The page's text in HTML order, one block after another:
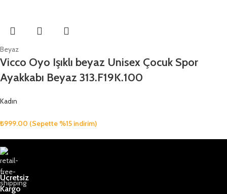
Beyaz
Vicco Oyo Işıklı beyaz Unisex Çocuk Spor
Ayakkabı Beyaz 313.F19K.100
Kadın
₺999.00 (Sepette %15 indirim)
Ücretsiz
Kargo